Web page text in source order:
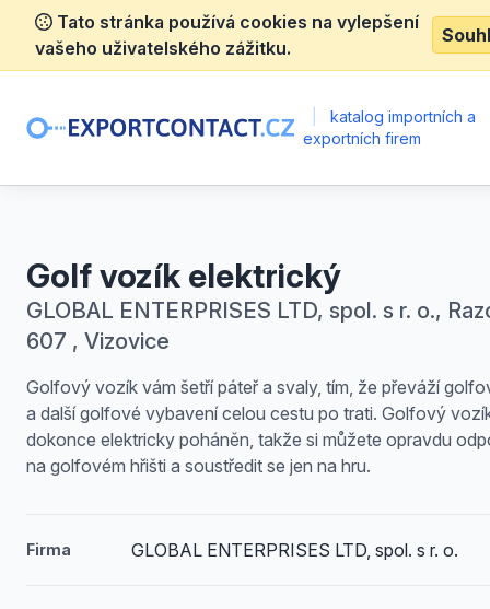
Tato stránka používá cookies na vylepšení
vašeho uživatelského zážitku.
katalog importních a
exportních firem
Golf vozík elektrický
GLOBAL ENTERPRISES LTD, spol. s r. o.,
607 , Vizovice
Golfový vozík vám šetří páteř a svaly, tím, že převáží
a další golfové vybavení celou cestu po trati. Golfový
dokonce elektricky poháněn, takže si můžete opravdu
na golfovém hřišti a soustředit se jen na hru.
Firma GLOBAL ENTERPRISES LTD, spol. s r. o.